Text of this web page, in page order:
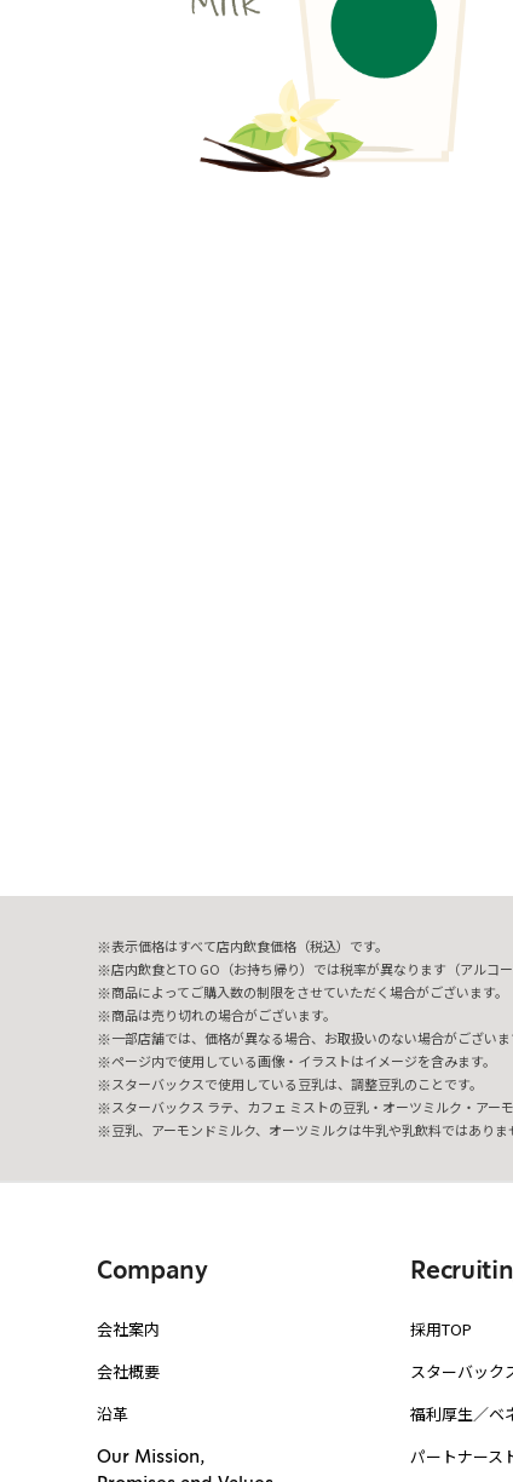
表示価格はすべて店内飲食価格（税込）です。
店内飲食とTO GO（お持ち帰り）では税率が異なります（アルコ
商品によってご購入数の制限をさせていただく場合がございます。
商品は売り切れの場合がございます。
一部店舗では、価格が異なる場合、お取扱いのない場合がございま
ページ内で使用している画像・イラストはイメージを含みます。
スターバックスで使用している豆乳は、調整豆乳のことです。
スターバックス ラテ、カフェ ミストの豆乳・オーツミルク・アー
豆乳、アーモンドミルク、オーツミルクは牛乳や乳飲料ではありま
Company
会社案内
会社概要
沿革
Our Mission,
採用TOP
スターバック
福利厚生／ベ
パートナース